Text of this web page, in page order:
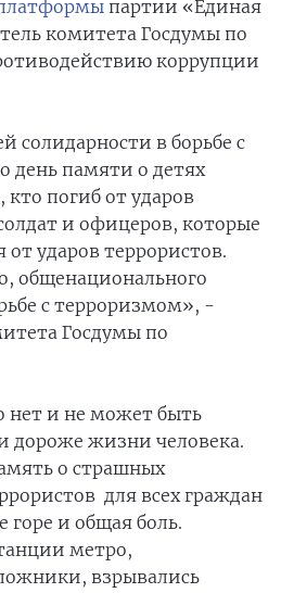
партии «Единая
комитета Госдумы по
коррупции
солидарности в борьбе с
день памяти о детях
погиб от ударов
и офицеров, которые
ударов террористов.
общенационального
с терроризмом», -
Госдумы по
нет и не может быть
дороже жизни человека.
о страшных
для всех граждан
горе и общая боль.
метро,
взрывались